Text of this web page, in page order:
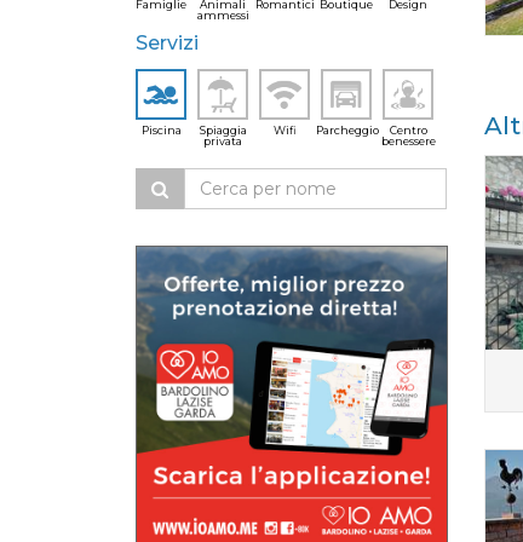
Famiglie
Animali
ammessi
Romantici Boutique Design
Servizi
Piscina
Spiaggia
privata
Wifi Parcheggio
Centro
benessere